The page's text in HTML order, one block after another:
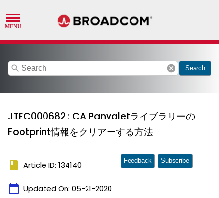
search cancel Search
JTEC000682 : CA Panvaletライブラリーの
Footprint情報をクリアーする方法
book Article ID: 134140
calendar_today Updated On: 05-21-2020
Feedback Subscribe